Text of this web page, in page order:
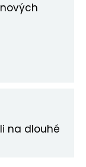
na dlouhé